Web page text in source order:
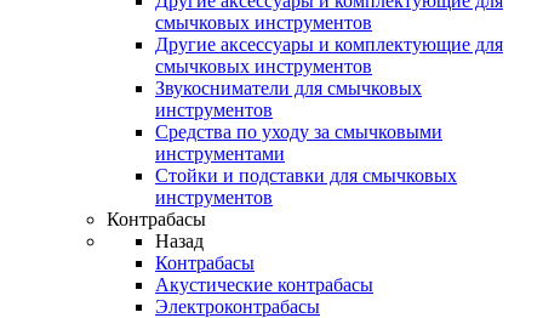
смычковых инструментов
Другие аксессуары и комплектующие для
смычковых инструментов
Звукосниматели для смычковых
инструментов
Средства по уходу за смычковыми
инструментами
Стойки и подставки для смычковых
инструментов
Контрабасы
Назад
Контрабасы
Акустические контрабасы
Электроконтрабасы